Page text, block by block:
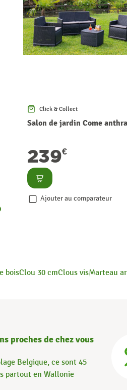
Click & Collect
Salon de jardin Come
239€
Consulter
Ajouter au comparateur
boisClou 30 cmClous visMarteau
proches de chez vous
Belgique, ce sont 45
partout en Wallonie